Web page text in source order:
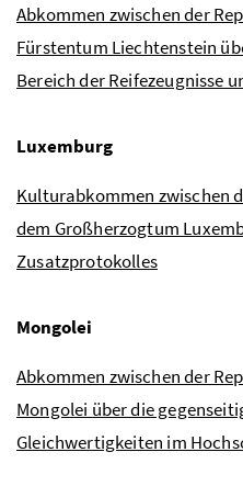
Abkommen zwischen der
Fürstentum Liechtenstein
Bereich der Reifezeugnisse
Luxemburg
Kulturabkommen zwischen
dem Großherzogtum
Zusatzprotokolles
Mongolei
Abkommen zwischen der
Mongolei über die
Gleichwertigkeiten im